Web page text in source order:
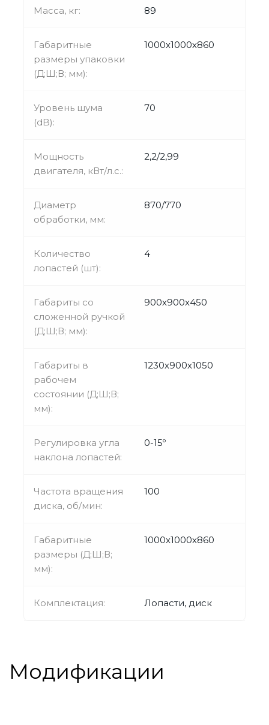
Масса, кг: 89
Габаритные
размеры упаковки
(Д;Ш;В; мм):
1000х1000х860
Уровень шума
(dB):
70
Мощность
двигателя, кВт/л.с.:
2,2/2,99
Диаметр
обработки, мм:
870/770
Количество
лопастей (шт):
4
Габариты со
сложенной ручкой
(Д;Ш;В; мм):
900х900х450
Габариты в
рабочем
состоянии (Д;Ш;В;
мм):
1230х900х1050
Регулировка угла
наклона лопастей:
0-15º
Частота вращения
диска, об/мин:
100
Габаритные
размеры (Д;Ш;В;
мм):
1000х1000х860
Комплектация: Лопасти, диск
Модификации